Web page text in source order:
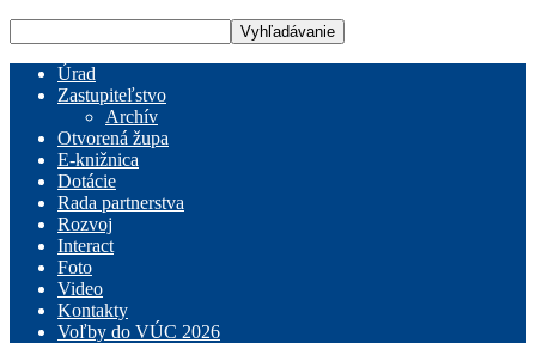
Úrad
Zastupiteľstvo
Archív
Otvorená župa
E-knižnica
Dotácie
Rada partnerstva
Rozvoj
Interact
Foto
Video
Kontakty
Voľby do VÚC 2026